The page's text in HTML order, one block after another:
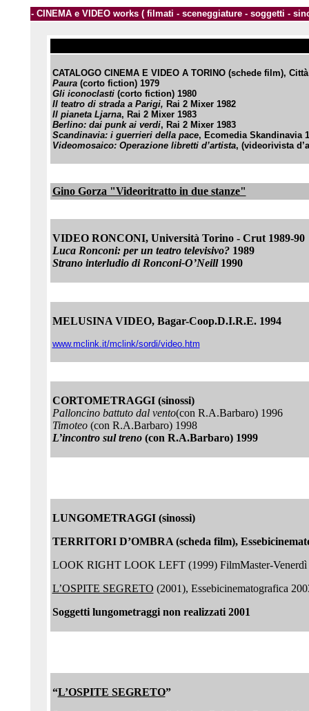
- CINEMA e VIDEO works ( filmati - sceneggiature - soggetti -
CATALOGO CINEMA E VIDEO A TORINO (schede film),
Paura (corto fiction) 1979
Gli iconoclasti(corto fiction) 1980
Il teatro di strada a Parigi, Rai 2 Mixer 1982
Il pianeta Ljarna, Rai 2 Mixer 1983
Berlino: dai punk ai verdi, Rai 2 Mixer 1983
Scandinavia: i guerrieri della pace, Ecomedia Skandinavia
Videomosaico: Operazione libretti d’artista, (videorivista
Gino Gorza "Videoritratto in due stanze"
VIDEO RONCONI, Università Torino - Crut 1989-90
Luca Ronconi: per un teatro televisivo?1989
Strano interludio di Ronconi-O’Neill1990
MELUSINA VIDEO, Bagar-Coop.D.I.R.E. 1994
www.mclink.it/mclink/sordi/video.htm
CORTOMETRAGGI (sinossi)
Palloncino battuto dal vento(con R.A.Barbaro) 1996
Timoteo(con R.A.Barbaro) 1998
L’incontro sul treno(con R.A.Barbaro) 1999
LUNGOMETRAGGI (sinossi)
TERRITORI D’OMBRA (scheda film),
LOOK RIGHT LOOK LEFT (1999) FilmMaster-Venerdì
L’OSPITE SEGRETO (2001), Essebicinematografica
Soggetti lungometraggi non realizzati 2001
“L’OSPITE SEGRETO”